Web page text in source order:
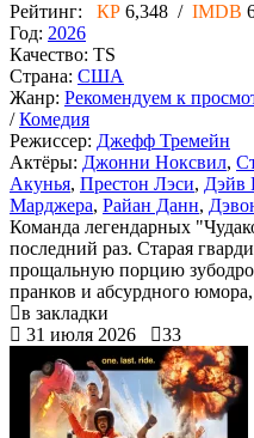
Рейтинг: КР 6,348 / IMDB
Год: 2026
Качество: TS
Страна: США
Жанр: Рекомендуем к
/Комедия
Режиссер: Джефф Тремейн
Актёры: Джонни Ноксвил,
Акунья, Престон Лэси, Дэйв
Марджера, Райан Данн,
Команда легендарных
последний раз. Старая
прощальную порцию
пранков и абсурдного
в закладки
31 июля 2026
33